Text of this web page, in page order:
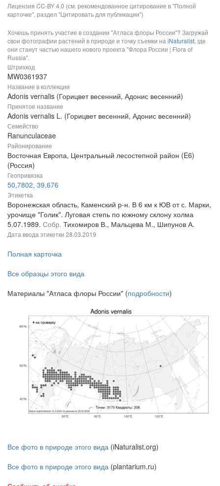
Лицензия CC-BY 4.0 (см. рекомендованное цитирование в "Полной
карточке", раздел "Цитировать для публикации")
Хочешь принять участие в создании "Атласа флоры России"? Загружай
свои фотографии растений в природе и точку съемки на iNaturalist, где
они станут частью нашего нового проекта "Флора России | Flora of
Russia".
Штрихкод
MW0361937
Название в коллекции
Adonis vernalis (Горицвет весенний, Адонис весенний)
Принятое название
Adonis vernalis L. (Горицвет весенний, Адонис весенний)
Семейство
Ranunculaceae
Районирование
Восточная Европа, Центральный лесостепной район (E6)
(Россия)
Геопривязка
50,7802, 39,676
Этикетка
Воронежская область, Каменский р-н. В 6 км к ЮВ от с. Марки,
урочище "Голик". Луговая степь по южному склону холма
5.07.1989. Собр. Тихомиров В., Мальцева М., Шипунов А.
Дата ввода этикетки 28.03.2019
Полная карточка
Все образцы этого вида
Материалы "Атласа флоры России" (подробности)
Все фото в природе этого вида (iNaturalist.org)
Все фото в природе этого вида (plantarium.ru)